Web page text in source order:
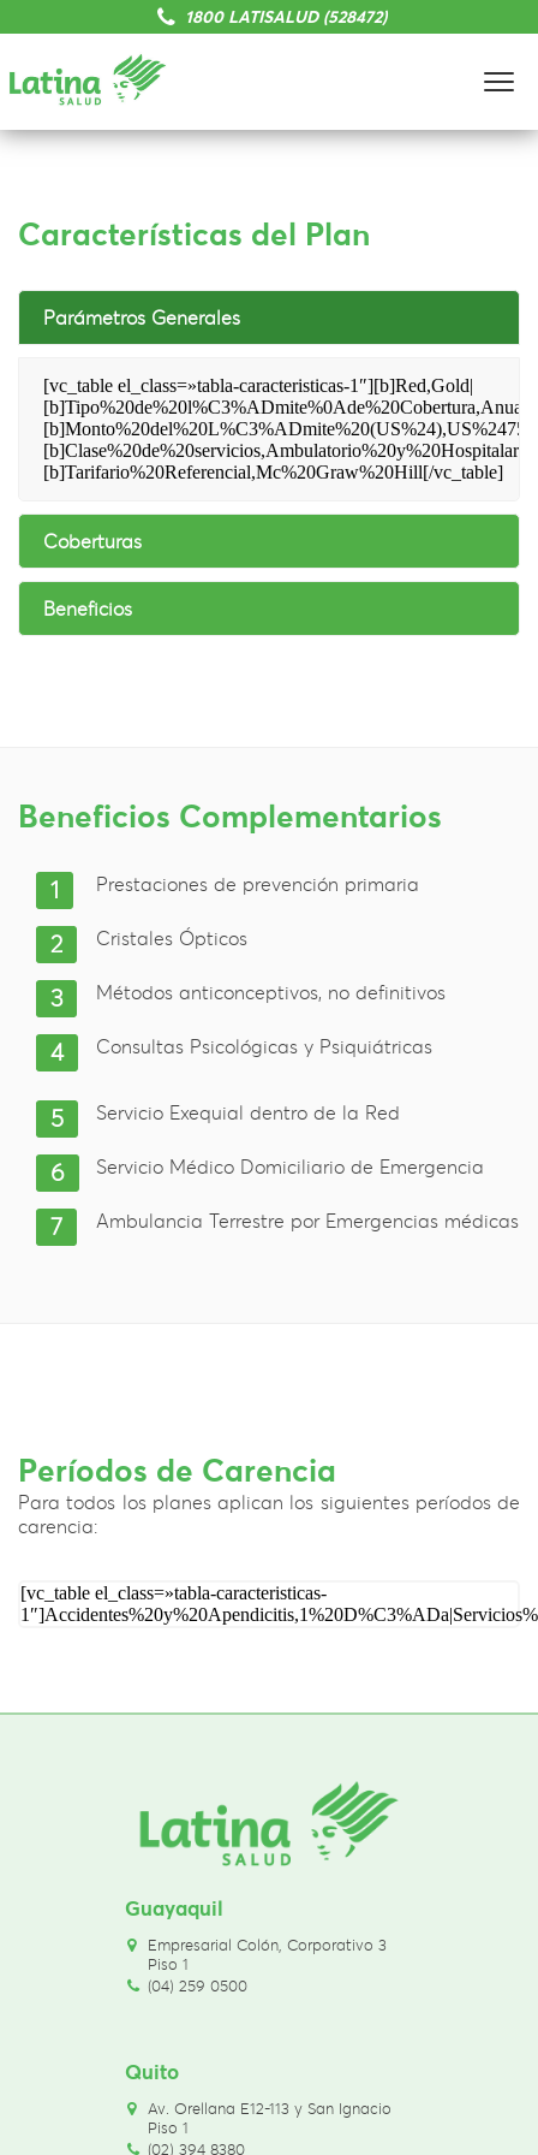
1800 LATISALUD (528472)
Características del Plan
Parámetros Generales
[vc_table el_class=»tabla-caracteristicas-1″][b]Red,Gold|
[b]Tipo%20de%20l%C3%ADmite%0Ade%20Cobertura,Anual|
[b]Clase%20de%20servicios,Ambulatorio%20y%20Hospitalario|
[b]Tarifario%20Referencial,Mc%20Graw%20Hill[/vc_table]
Coberturas
Beneficios
Beneficios Complementarios
Prestaciones de prevención primaria
Cristales Ópticos
Métodos anticonceptivos, no definitivos
Consultas Psicológicas y Psiquiátricas
Servicio Exequial dentro de la Red
Servicio Médico Domiciliario de Emergencia
Ambulancia Terrestre por Emergencias médicas
Períodos de Carencia
Para todos los planes aplican los siguientes períodos de
carencia:
[vc_table el_class=»tabla-caracteristicas-
Guayaquil
Empresarial Colón, Corporativo 3
Piso 1
(04) 259 0500
Quito
Av. Orellana E12-113 y San Ignacio
Piso 1
(02) 394 8380